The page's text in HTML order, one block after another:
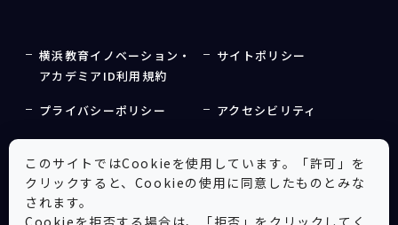
横浜教育イノベーション・
アカデミアID利用規約
サイトポリシー
プライバシーポリシー アクセシビリティ
Cookie設定
お問い合わせ
このサイトではCookieを使用しています。「許可」を
クリックすると、Cookieの使用に同意したものとみな
されます。
Cookieを拒否する場合は、「拒否」をクリックしてく